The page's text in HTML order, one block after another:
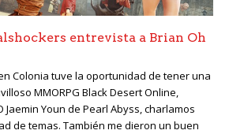
entrevista a Brian Oh
Colonia tuve la oportunidad de tener una
MMORPG Black Desert Online,
Jaemin Youn de Pearl Abyss, charlamos
de temas. También me dieron un buen